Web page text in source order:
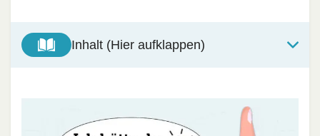
Inhalt (Hier aufklappen)